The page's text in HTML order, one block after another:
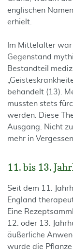
englischen Namen
erhielt.
Im Mittelalter
Gegenstand
Bestandteil
behandelt (13).
mussten stets
werden. Diese
Ausgang. Nicht
mehr in
11. bis 13.
Seit dem 11.
England
Eine
12. oder 13.
äußerliche
wurde die